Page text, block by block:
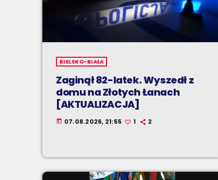
BIELSKO-BIAŁA
Zaginął 82-latek. Wyszedł z
domu na Złotych Łanach
[AKTUALIZACJA]
today 07.08.2026, 21:55 1 2